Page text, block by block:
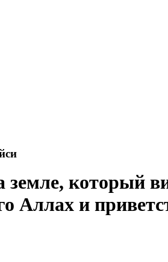
земле, который
Аллах и